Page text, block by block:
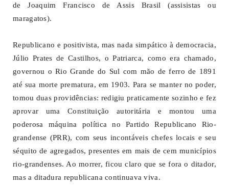
de Joaquim Francisco de Assis Brasil (assisistas ou
maragatos).
Republicano e positivista, mas nada simpático à democracia,
Júlio Prates de Castilhos, o Patriarca, como era chamado,
governou o Rio Grande do Sul com mão de ferro de 1891
até sua morte prematura, em 1903. Para se manter no poder,
tomou duas providências: redigiu praticamente sozinho e fez
aprovar uma Constituição autoritária e montou uma
poderosa máquina política no Partido Republicano Rio-
grandense (PRR), com seus incontáveis chefes locais e seu
séquito de agregados, presentes em mais de cem municípios
rio-grandenses. Ao morrer, ficou claro que se fora o ditador,
mas a ditadura republicana continuava viva.